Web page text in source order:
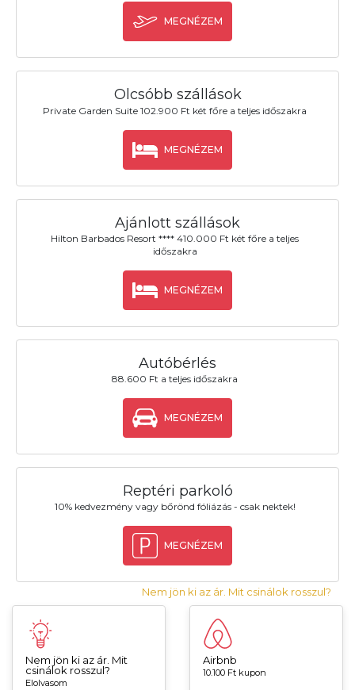
MEGNÉZEM
Olcsóbb szállások
Private Garden Suite 102.900 Ft két főre a teljes időszakra
MEGNÉZEM
Ajánlott szállások
Hilton Barbados Resort **** 410.000 Ft két főre a teljes
időszakra
MEGNÉZEM
Autóbérlés
88.600 Ft a teljes időszakra
MEGNÉZEM
Reptéri parkoló
10% kedvezmény vagy bőrönd fóliázás - csak nektek!
MEGNÉZEM
Nem jön ki az ár. Mit csinálok rosszul?
Nem jön ki az ár. Mit
csinálok rosszul?
Elolvasom
Airbnb
10.100 Ft kupon